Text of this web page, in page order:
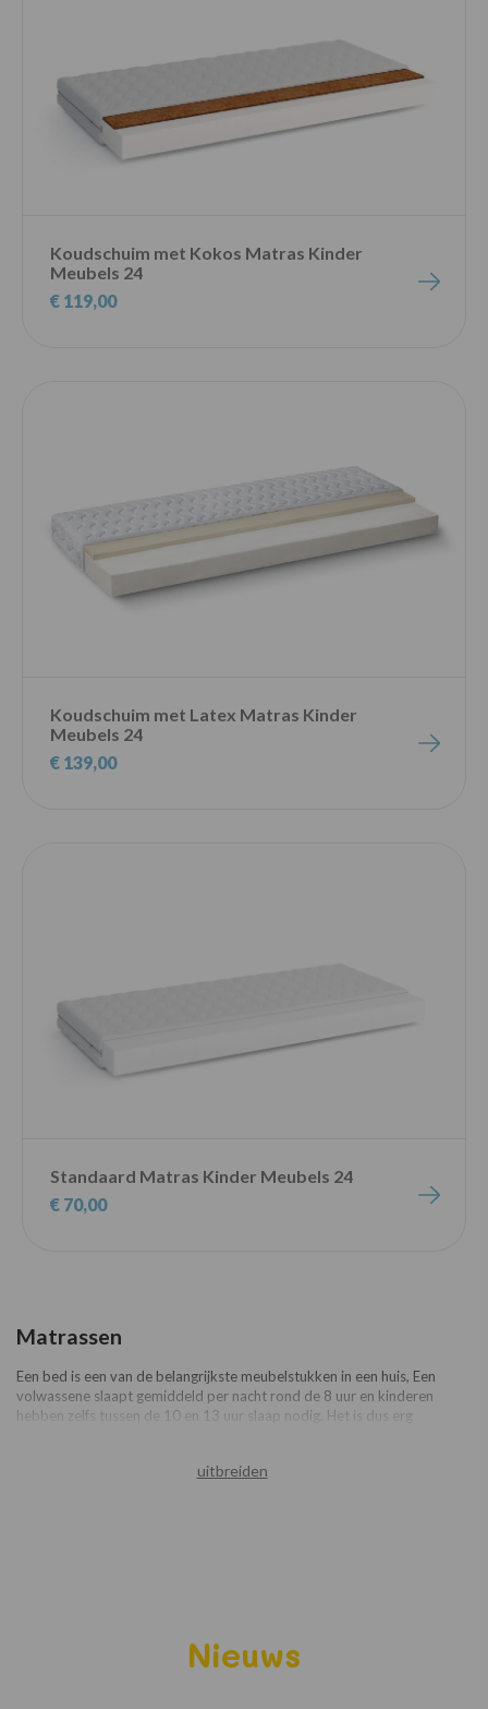
Koudschuim met Kokos Matras Kinder
Meubels 24
€ 119,00
Koudschuim met Latex Matras Kinder
Meubels 24
€ 139,00
Standaard Matras Kinder Meubels 24
€ 70,00
Matrassen
Een bed is een van de belangrijkste meubelstukken in een huis, Een
volwassene slaapt gemiddeld per nacht rond de 8 uur en kinderen
hebben zelfs tussen de 10 en 13 uur slaap nodig. Het is dus erg
matras zich aanpast aan het lichaam en u zo de wervelkolom kunt
Verschillende uitvoeringen matrassen
uitbreiden
Nieuws